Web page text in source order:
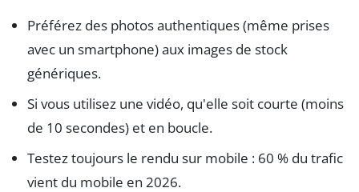
Préférez des photos authentiques (même prises
avec un smartphone) aux images de stock
génériques.
Si vous utilisez une vidéo, qu'elle soit courte (moins
de 10 secondes) et en boucle.
Testez toujours le rendu sur mobile : 60 % du trafic
vient du mobile en 2026.